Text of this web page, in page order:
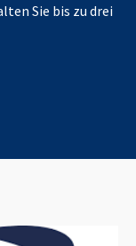
Sie bis zu drei